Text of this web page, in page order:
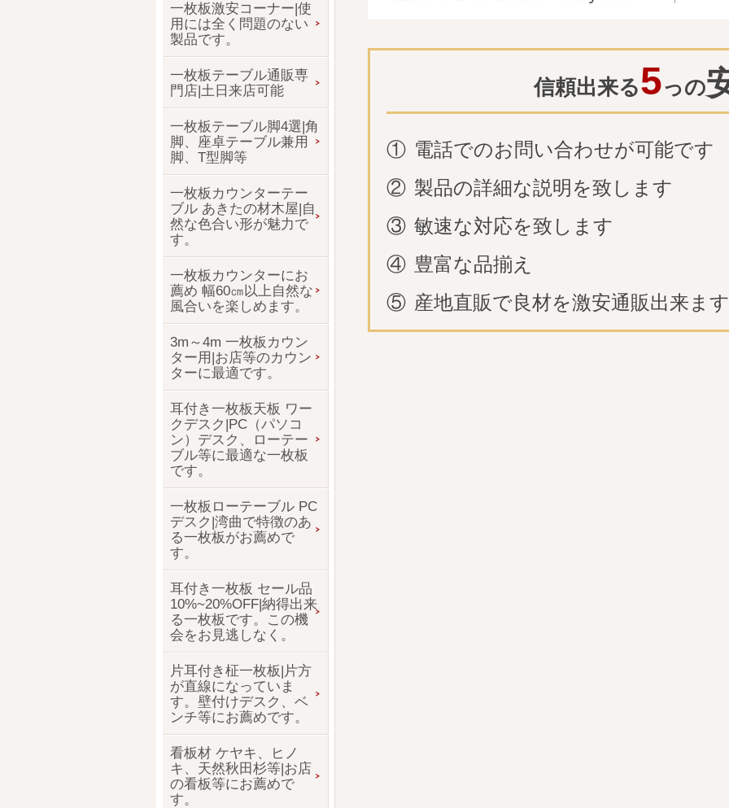
信頼出来る5っの
① 電話でのお問い合わせが可能です
② 製品の詳細な説明を致します
③ 敏速な対応を致します
④ 豊富な品揃え
⑤ 産地直販で良材を激安通販出来ます
一枚板激安コーナー|使
用には全く問題のない
製品です。
一枚板テーブル通販専
門店|土日来店可能
一枚板テーブル脚4選|角
脚、座卓テーブル兼用
脚、T型脚等
一枚板カウンターテー
ブル あきたの材木屋|自
然な色合い形が魅力で
す。
一枚板カウンターにお
薦め 幅60㎝以上自然な
風合いを楽しめます。
3m～4m 一枚板カウン
ター用|お店等のカウン
ターに最適です。
耳付き一枚板天板 ワー
クデスク|PC（パソコ
ン）デスク、ローテー
ブル等に最適な一枚板
です。
一枚板ローテーブル PC
デスク|湾曲で特徴のあ
る一枚板がお薦めで
す。
耳付き一枚板 セール品
10%~20%OFF|納得出来
る一枚板です。この機
会をお見逃しなく。
片耳付き柾一枚板|片方
が直線になっていま
す。壁付けデスク、ベ
ンチ等にお薦めです。
看板材 ケヤキ、ヒノ
キ、天然秋田杉等|お店
の看板等にお薦めで
す。